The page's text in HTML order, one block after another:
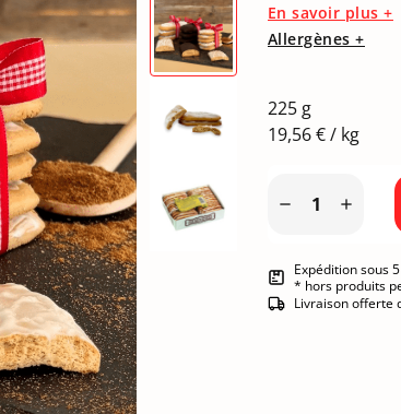
En savoir plus +
Allergènes +
225 g
19,56 € / kg
 
Expédition sous
* hors produits
Livraison offerte